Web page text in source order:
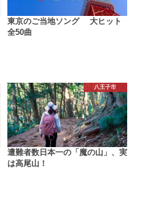
東京のご当地ソング 大ヒット
全50曲
八王子市
遭難者数日本一の「魔の山」、実
は高尾山！